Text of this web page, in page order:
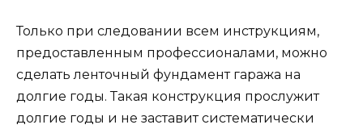
Только при следовании всем инструкциям,
предоставленным профессионалами, можно
сделать ленточный фундамент гаража на
долгие годы. Такая конструкция прослужит
долгие годы и не заставит систематически